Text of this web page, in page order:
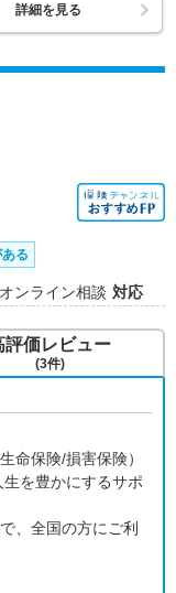
詳細を見る
る
オンライン相談 対応
命保険/損害保険）
を豊かにするサポ
、全国の方にご利
評価レビュー
(3件)